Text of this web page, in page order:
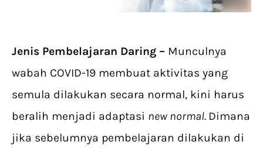
Jenis Pembelajaran Daring – Munculnya
wabah COVID-19 membuat aktivitas yang
semula dilakukan secara normal, kini harus
beralih menjadi adaptasi new normal. Dimana
jika sebelumnya pembelajaran dilakukan di